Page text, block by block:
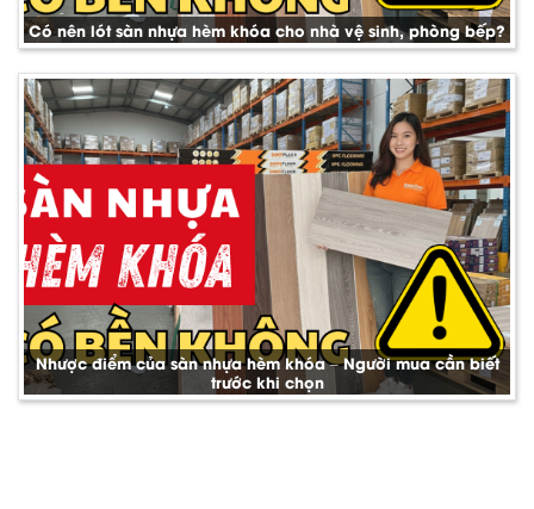
Có nên lót sàn nhựa hèm khóa cho nhà vệ sinh, phòng bếp?
Nhược điểm của sàn nhựa hèm khóa – Người mua cần biết
trước khi chọn